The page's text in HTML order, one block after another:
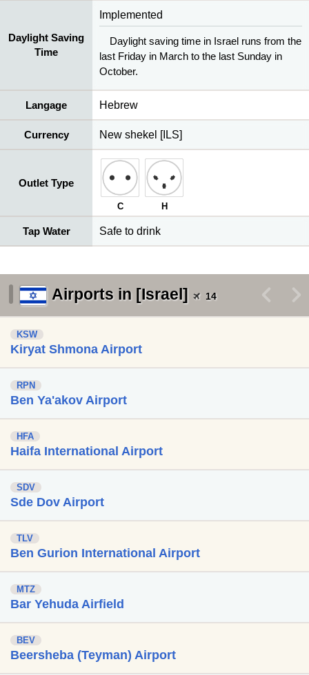
Daylight Saving
Time
Implemented
Daylight saving time in Israel runs from the
last Friday in March to the last Sunday in
October.
Langage Hebrew
Currency New shekel [ILS]
Outlet Type
C H
Tap Water Safe to drink
Airports in [Israel] 14
KSW
Kiryat Shmona Airport
RPN
Ben Ya'akov Airport
HFA
Haifa International Airport
SDV
Sde Dov Airport
TLV
Ben Gurion International Airport
MTZ
Bar Yehuda Airfield
BEV
Beersheba (Teyman) Airport